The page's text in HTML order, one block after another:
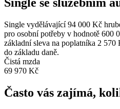
Single vydělávající 94 000 Kč
pro osobní potřeby v hodnotě 600
základní sleva na poplatníka 2
do základu daně.
Čistá mzda
69 970 Kč
Často vás zajímá,